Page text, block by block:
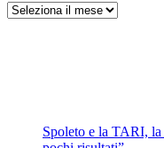
Archivi
Spoleto e la TARI, la